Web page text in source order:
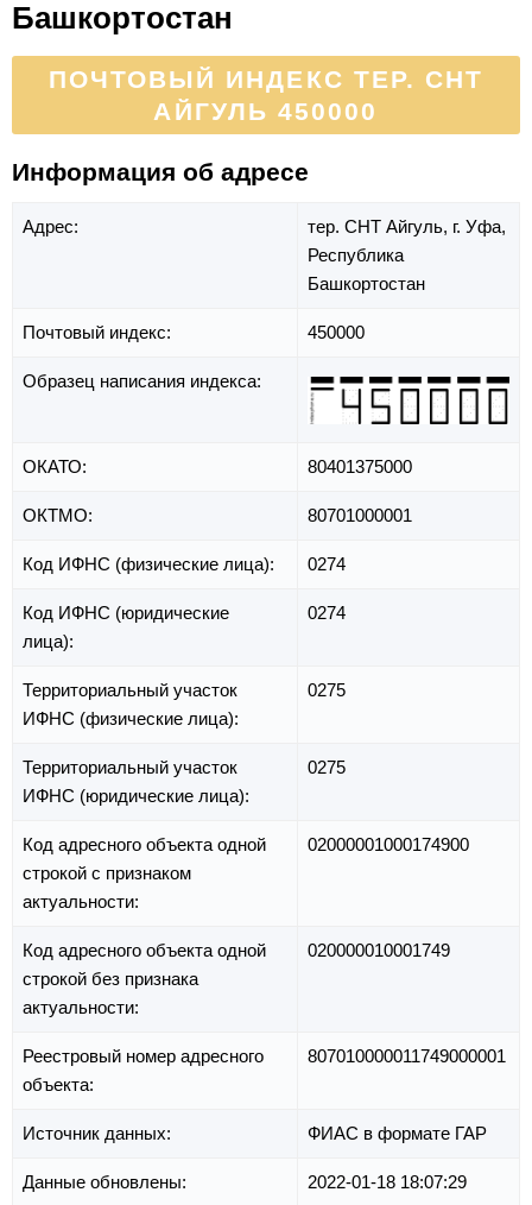
Башкортостан
ПОЧТОВЫЙ ИНДЕКС ТЕР. СНТ
АЙГУЛЬ 450000
Информация об адресе
Адрес: тер. СНТ Айгуль, г. Уфа,
Республика
Башкортостан
Почтовый индекс: 450000
Образец написания индекса:
ОКАТО: 80401375000
ОКТМО: 80701000001
Код ИФНС (физические лица): 0274
Код ИФНС (юридические
лица):
0274
Территориальный участок
ИФНС (физические лица):
0275
Территориальный участок
ИФНС (юридические лица):
0275
Код адресного объекта одной
строкой с признаком
актуальности:
02000001000174900
Код адресного объекта одной
строкой без признака
актуальности:
020000010001749
Реестровый номер адресного
объекта:
807010000011749000001
Источник данных: ФИАС в формате ГАР
Данные обновлены: 2022-01-18 18:07:29